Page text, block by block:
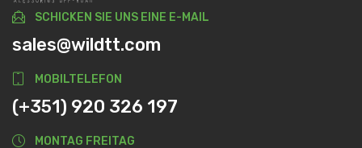
SCHICKEN SIE UNS EINE E-MAIL
sales@wildtt.com
MOBILTELEFON
(+351) 920 326 197
MONTAG FREITAG